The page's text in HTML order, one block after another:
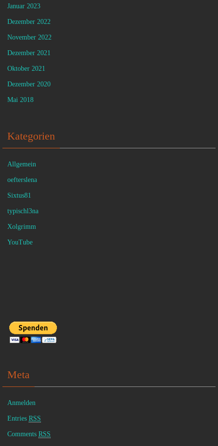
Januar 2023
Dezember 2022
November 2022
Dezember 2021
Oktober 2021
Dezember 2020
Mai 2018
Kategorien
Allgemein
oefterslena
Sixtus81
typischl3na
Xolgrimm
YouTube
Meta
Anmelden
Entries RSS
Comments RSS